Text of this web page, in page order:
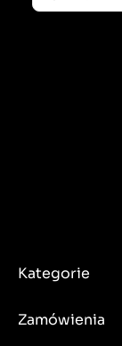
Kategorie
Zamówienia